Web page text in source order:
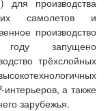
самолетов и
производство
запущено
трёхслойных
а также
зарубежья.